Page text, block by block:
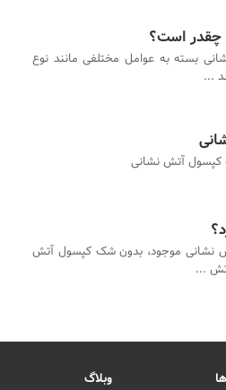
چقدر است؟
بسته به عوامل مختلفی مانند نوع
...
کپسول آتش نشانی
نشانی موجود، بدون شک کپسول آتش
...
وبلاگ